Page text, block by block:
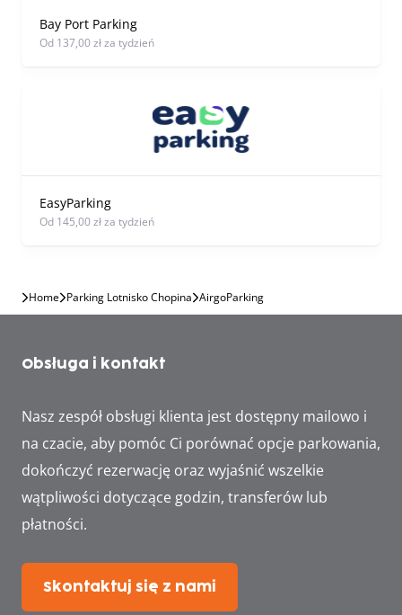
Bay Port Parking
od 137,00 zł za tydzień
EasyParking
od 145,00 zł za tydzień
Home Parking Lotnisko Chopina AirgoParking
Obsługa i kontakt
Nasz zespół obsługi klienta jest dostępny mailowo i
na czacie, aby pomóc Ci porównać opcje parkowania,
dokończyć rezerwację oraz wyjaśnić wszelkie
wątpliwości dotyczące godzin, transferów lub
płatności.
Skontaktuj się z nami